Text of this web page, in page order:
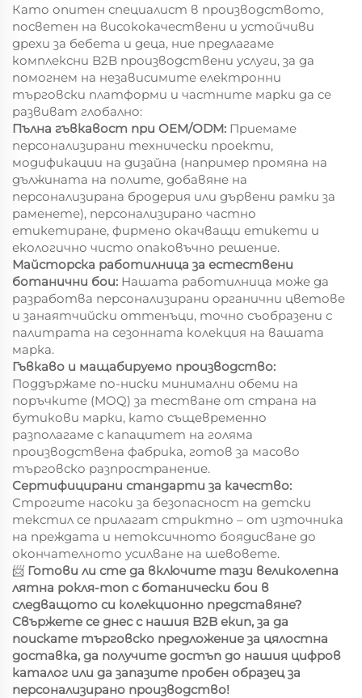
Като опитен специалист в производството,
посветен на висококачествени и устойчиви
дрехи за бебета и деца, ние предлагаме
комплексни B2B производствени услуги, за да
помогнем на независимите електронни
търговски платформи и частните марки да се
развиват глобално:
Пълна гъвкавост при OEM/ODM: Приемаме
персонализирани технически проекти,
модификации на дизайна (например промяна на
дължината на полите, добавяне на
персонализирана бродерия или дървени рамки за
раменете), персонализирано частно
етикетиране, фирмено окачващи етикети и
екологично чисто опаковъчно решение.
Майсторска работилница за естествени
ботанични бои: Нашата работилница може да
разработва персонализирани органични цветове
и занаятчийски оттенъци, точно съобразени с
палитрата на сезонната колекция на вашата
марка.
Гъвкаво и мащабируемо производство:
Поддържаме по-ниски минимални обеми на
поръчките (MOQ) за тестване от страна на
бутикови марки, като същевременно
разполагаме с капацитет на голяма
производствена фабрика, готов за масово
търговско разпространение.
Сертифицирани стандарти за качество:
Строгите насоки за безопасност на детски
текстил се прилагат стриктно – от източника
на преждата и нетоксичното боядисване до
окончателното усилване на шевовете.
📨 Готови ли сте да включите тази великолепна
лятна рокля-топ с ботанически бои в
следващото си колекционно представяне?
Свържете се днес с нашия B2B екип, за да
поискате търговско предложение за цялостна
доставка, да получите достъп до нашия цифров
каталог или да запазите пробен образец за
персонализирано производство!